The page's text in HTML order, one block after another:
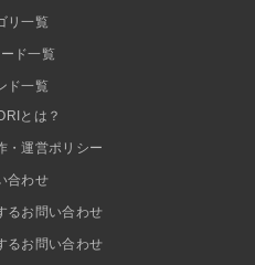
リ一覧
ド一覧
ド一覧
とは？
・運営ポリシー
合わせ
るお問い合わせ
るお問い合わせ